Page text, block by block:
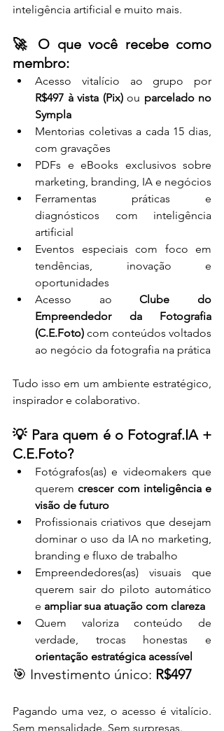
inteligência artificial e muito mais.
🚀 O que você recebe como
membro:
R$497 à vista (Pix) ou parcelado no
Sympla
Mentorias coletivas a cada 15 dias,
com gravações
PDFs e eBooks exclusivos sobre
marketing, branding, IA e negócios
Ferramentas práticas e
diagnósticos com inteligência
artificial
Eventos especiais com foco em
tendências, inovação e
oportunidades
Acesso ao Clube do
Empreendedor da Fotografia
(C.E.Foto) com conteúdos voltados
ao negócio da fotografia na prática
Tudo isso em um ambiente estratégico,
inspirador e colaborativo.
💡 Para quem é o Fotograf.IA +
C.E.Foto?
Fotógrafos(as) e videomakers que
querem crescer com inteligência e
visão de futuro
Profissionais criativos que desejam
dominar o uso da IA no marketing,
branding e fluxo de trabalho
Empreendedores(as) visuais que
querem sair do piloto automático
e ampliar sua atuação com clareza
Quem valoriza conteúdo de
orientação estratégica acessível
🎯 Investimento único: R$497
Pagando uma vez, o acesso é vitalício.
Sem mensalidade. Sem surpresas.